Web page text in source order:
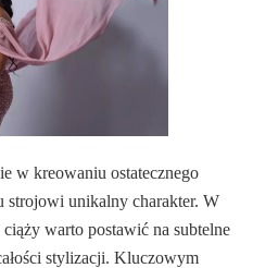
w kreowaniu ostatecznego
strojowi unikalny charakter. W
warto postawić na subtelne
stylizacji. Kluczowym